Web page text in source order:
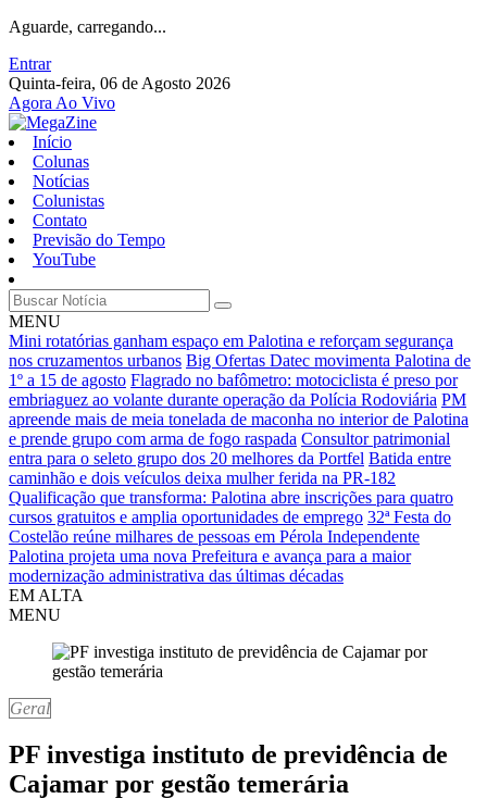
Aguarde, carregando...
Entrar
Quinta-feira, 06 de Agosto 2026
Agora Ao Vivo
Início
Colunas
Notícias
Colunistas
Contato
Previsão do Tempo
YouTube
MENU
Mini rotatórias ganham espaço em Palotina e reforçam segurança
nos cruzamentos urbanos Big Ofertas Datec movimenta Palotina de
1º a 15 de agosto Flagrado no bafômetro: motociclista é preso por
embriaguez ao volante durante operação da Polícia Rodoviária PM
apreende mais de meia tonelada de maconha no interior de Palotina
e prende grupo com arma de fogo raspada Consultor patrimonial
entra para o seleto grupo dos 20 melhores da Portfel Batida entre
caminhão e dois veículos deixa mulher ferida na PR-182
Qualificação que transforma: Palotina abre inscrições para quatro
cursos gratuitos e amplia oportunidades de emprego 32ª Festa do
Costelão reúne milhares de pessoas em Pérola Independente
Palotina projeta uma nova Prefeitura e avança para a maior
modernização administrativa das últimas décadas
EM ALTA
MENU
Geral
PF investiga instituto de previdência de
Cajamar por gestão temerária